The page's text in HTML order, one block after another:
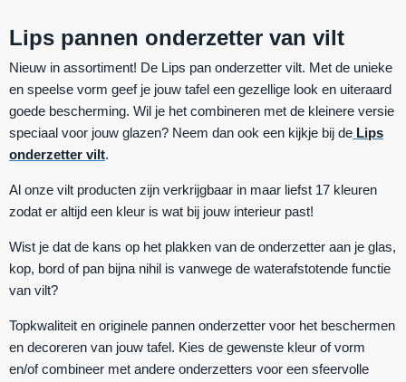
Lips pannen onderzetter van vilt
Nieuw in assortiment! De Lips pan onderzetter vilt. Met de unieke
en speelse vorm geef je jouw tafel een gezellige look en uiteraard
goede bescherming. Wil je het combineren met de kleinere versie
speciaal voor jouw glazen? Neem dan ook een kijkje bij de Lips
onderzetter vilt.
Al onze vilt producten zijn verkrijgbaar in maar liefst 17 kleuren
zodat er altijd een kleur is wat bij jouw interieur past!
Wist je dat de kans op het plakken van de onderzetter aan je glas,
kop, bord of pan bijna nihil is vanwege de waterafstotende functie
van vilt?
Topkwaliteit en originele pannen onderzetter voor het beschermen
en decoreren van jouw tafel. Kies de gewenste kleur of vorm
en/of combineer met andere onderzetters voor een sfeervolle